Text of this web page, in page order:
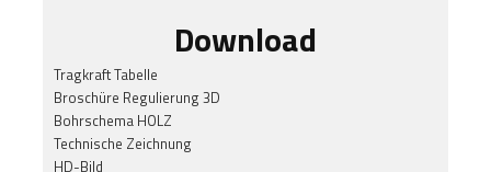
Download
Tragkraft Tabelle
Broschüre Regulierung 3D
Bohrschema HOLZ
Technische Zeichnung
HD-Bild